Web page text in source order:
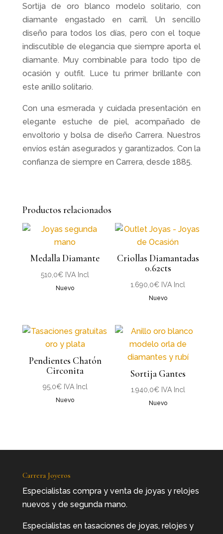
Sortija de oro blanco modelo solitario, con
diamante engastado en carril. Un sencillo
diseño para todos los días, pero con el toque
indiscutible de elegancia que siempre aporta el
diamante. Muy combinable para todo tipo de
ocasión y outfit. Luce tu primer brillante con
este anillo solitario.
Con una esmerada y cuidada presentación en
elegante estuche de piel, acompañado de
envoltorio y bolsa de diseño Carrera. Nuestros
envíos están asegurados y garantizados. Con la
confianza de siempre en Carrera, desde 1885.
Productos relacionados
Medalla Diamante
510,0€ IVA Incl
Nuevo
Criollas Diamantadas
0.62cts
1.690,0€ IVA Incl
Nuevo
Pendientes Chatón
Circonita
95,0€ IVA Incl
Nuevo
Sortija Gantes
1.940,0€ IVA Incl
Nuevo
Carrera Joyeros
Especialistas compra y venta de joyas y relojes
nuevos y de segunda mano.
Especialistas en tasaciones de joyas, relojes y